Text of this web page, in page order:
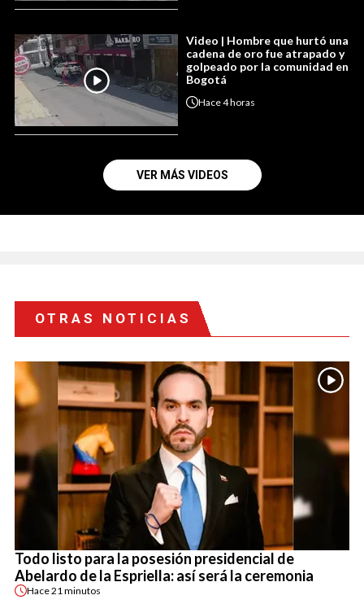
Video | Hombre que hurtó una
cadena de oro fue atrapado y
golpeado por la comunidad en
Bogotá
Hace4 horas
VER MÁS VIDEOS
OTRAS NOTICIAS
Todo listo para la posesión presidencial de
Abelardo de la Espriella: así será la ceremonia
Hace21 minutos